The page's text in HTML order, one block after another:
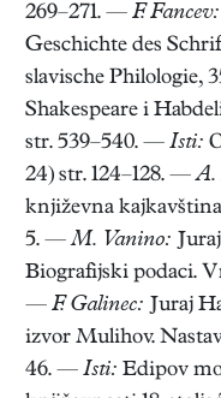
269–271. — F. Fancev:
Geschichte des
slavische Philologie,
Shakespeare i
str. 539–540. — Isti:
24) str. 124–128. —A.
književna
5. —M. Vanino:
Biografijski podaci.
— F. Galinec: Juraj
izvor Mulihov.
46. — Isti: Edipov